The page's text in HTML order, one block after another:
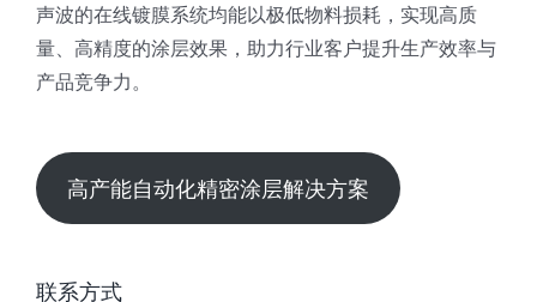
声波的在线镀膜系统均能以极低物料损耗，实现高质
量、高精度的涂层效果，助力行业客户提升生产效率与
产品竞争力。
高产能自动化精密涂层解决方案
联系方式